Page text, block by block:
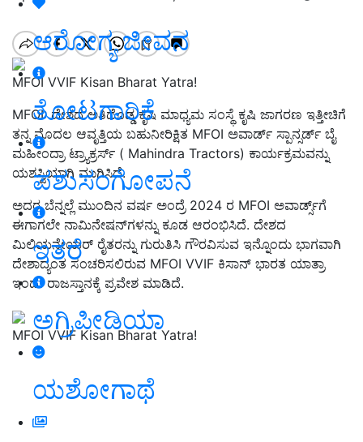
ಆರೋಗ್ಯ ಜೀವನ
ತೋಟಗಾರಿಕೆ
ಪಶುಸಂಗೋಪನೆ
ಇತರೆ
ಅಗ್ರಿಪೀಡಿಯಾ
ಯಶೋಗಾಥೆ
MFOI VVIF Kisan Bharat Yatra!
MFOI: ದೇಶದ ಅತಿದೊಡ್ಡ ಕೃಷಿ ಮಾಧ್ಯಮ ಸಂಸ್ಥೆ ಕೃಷಿ ಜಾಗರಣ ಇತ್ತೀಚಿಗೆ
ತನ್ನ ಮೊದಲ ಆವೃತ್ತಿಯ ಬಹುನೀರಿಕ್ಷಿತ MFOI ಅವಾರ್ಡ್‌ ಸ್ಪಾನ್ಸರ್ಡ್‌ ಬೈ
ಮಹೀಂದ್ರಾ ಟ್ರ್ಯಾಕ್ರರ್ಸ್‌ ( Mahindra Tractors) ಕಾರ್ಯಕ್ರಮವನ್ನು
ಯಶಸ್ವಿಯಾಗಿ ಮುಗಿಸಿದೆ.
ಅದರ ಬೆನ್ನಲ್ಲೆ ಮುಂದಿನ ವರ್ಷ ಅಂದ್ರೆ 2024 ರ MFOI ಅವಾರ್ಡ್ಸ್‌ಗೆ
ಈಗಾಗಲೇ ನಾಮಿನೇಷನ್‌ಗಳನ್ನು ಕೂಡ ಆರಂಭಿಸಿದೆ. ದೇಶದ
ಮಿಲಿಯನೇಯರ್‌ ರೈತರನ್ನು ಗುರುತಿಸಿ ಗೌರವಿಸುವ ಇನ್ನೊಂದು ಭಾಗವಾಗಿ
ದೇಶಾದ್ಯಂತ ಸಂಚರಿಸಲಿರುವ MFOI VVIF ಕಿಸಾನ್‌ ಭಾರತ ಯಾತ್ರಾ
ಇಂದು ರಾಜಸ್ತಾನಕ್ಕೆ ಪ್ರವೇಶ ಮಾಡಿದೆ.
MFOI VVIF Kisan Bharat Yatra!